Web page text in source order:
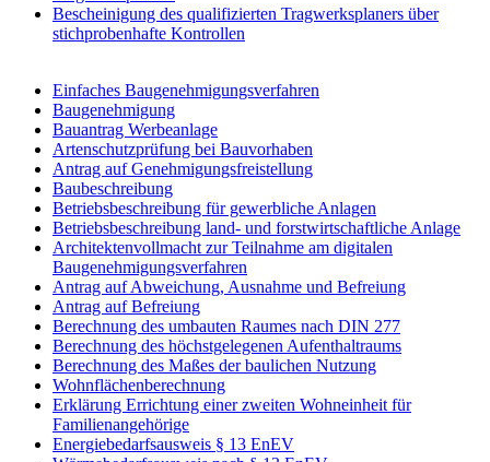
Bescheinigung des qualifizierten Tragwerksplaners über
stichprobenhafte Kontrollen
Einfaches Baugenehmigungsverfahren
Baugenehmigung
Bauantrag Werbeanlage
Artenschutzprüfung bei Bauvorhaben
Antrag auf Genehmigungsfreistellung
Baubeschreibung
Betriebsbeschreibung für gewerbliche Anlagen
Betriebsbeschreibung land- und forstwirtschaftliche Anlage
Architektenvollmacht zur Teilnahme am digitalen
Baugenehmigungsverfahren
Antrag auf Abweichung, Ausnahme und Befreiung
Antrag auf Befreiung
Berechnung des umbauten Raumes nach DIN 277
Berechnung des höchstgelegenen Aufenthaltraums
Berechnung des Maßes der baulichen Nutzung
Wohnflächenberechnung
Erklärung Errichtung einer zweiten Wohneinheit für
Familienangehörige
Energiebedarfsausweis § 13 EnEV